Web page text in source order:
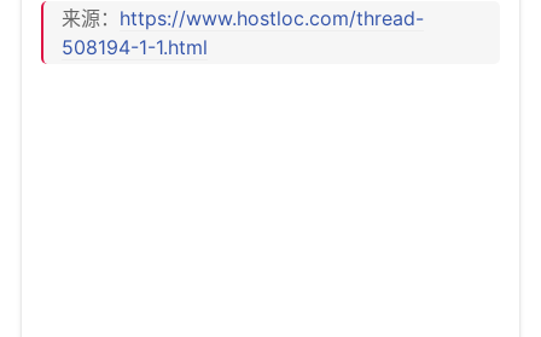
来源： https://www.hostloc.com/thread-
508194-1-1.html